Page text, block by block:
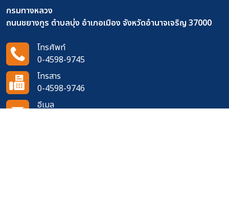
กรมทางหลวง
ถนนชยางกูร ตำบลบุ่ง อำเภอเมือง จังหวัดอำนาจเจริญ 37000
โทรศัพท์
0-4598-9745
โทรสาร
0-4598-9746
อีเมล